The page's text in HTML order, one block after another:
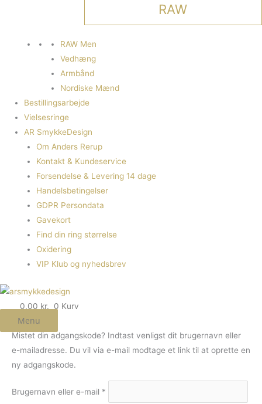
RAW
RAW Men
Vedhæng
Armbånd
Nordiske Mænd
Bestillingsarbejde
Vielsesringe
AR SmykkeDesign
Om Anders Rerup
Kontakt & Kundeservice
Forsendelse & Levering 14 dage
Handelsbetingelser
GDPR Persondata
Gavekort
Find din ring størrelse
Oxidering
VIP Klub og nyhedsbrev
0,00 kr. 0 Kurv
Menu
Mistet din adgangskode? Indtast venligst dit brugernavn eller
e-mailadresse. Du vil via e-mail modtage et link til at oprette en
ny adgangskode.
Brugernavn eller e-mail *